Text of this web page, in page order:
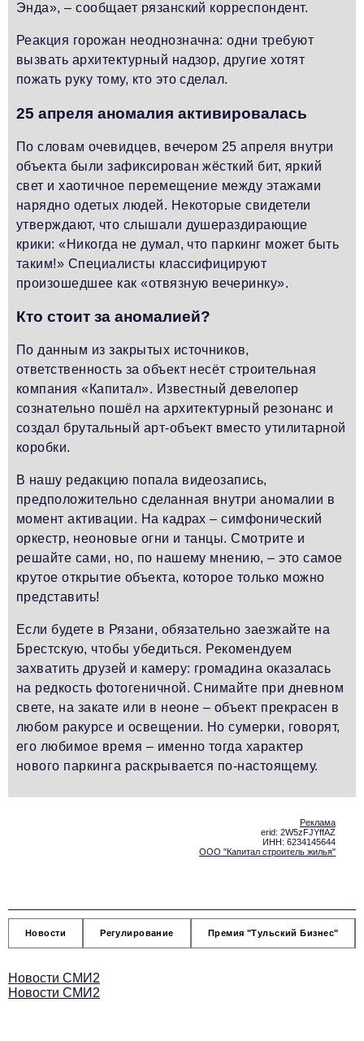
Энда», – сообщает рязанский корреспондент.
Реакция горожан неоднозначна: одни требуют
вызвать архитектурный надзор, другие хотят
пожать руку тому, кто это сделал.
25 апреля аномалия активировалась
По словам очевидцев, вечером 25 апреля внутри
объекта были зафиксирован жёсткий бит, яркий
свет и хаотичное перемещение между этажами
нарядно одетых людей. Некоторые свидетели
утверждают, что слышали душераздирающие
крики: «Никогда не думал, что паркинг может быть
таким!» Специалисты классифицируют
произошедшее как «отвязную вечеринку».
Кто стоит за аномалией?
По данным из закрытых источников,
ответственность за объект несёт строительная
компания «Капитал». Известный девелопер
сознательно пошёл на архитектурный резонанс и
создал брутальный арт-объект вместо утилитарной
коробки.
В нашу редакцию попала видеозапись,
предположительно сделанная внутри аномалии в
момент активации. На кадрах – симфонический
оркестр, неоновые огни и танцы. Смотрите и
решайте сами, но, по нашему мнению, – это самое
крутое открытие объекта, которое только можно
представить!
Если будете в Рязани, обязательно заезжайте на
Брестскую, чтобы убедиться. Рекомендуем
захватить друзей и камеру: громадина оказалась
на редкость фотогеничной. Снимайте при дневном
свете, на закате или в неоне – объект прекрасен в
любом ракурсе и освещении. Но сумерки, говорят,
его любимое время – именно тогда характер
нового паркинга раскрывается по-настоящему.
Реклама
erid: 2W5zFJYffAZ
ИНН: 6234145644
ООО "Капитал строитель жилья"
Новости Регулирование Премия "Тульский Бизнес"
Новости СМИ2
Новости СМИ2